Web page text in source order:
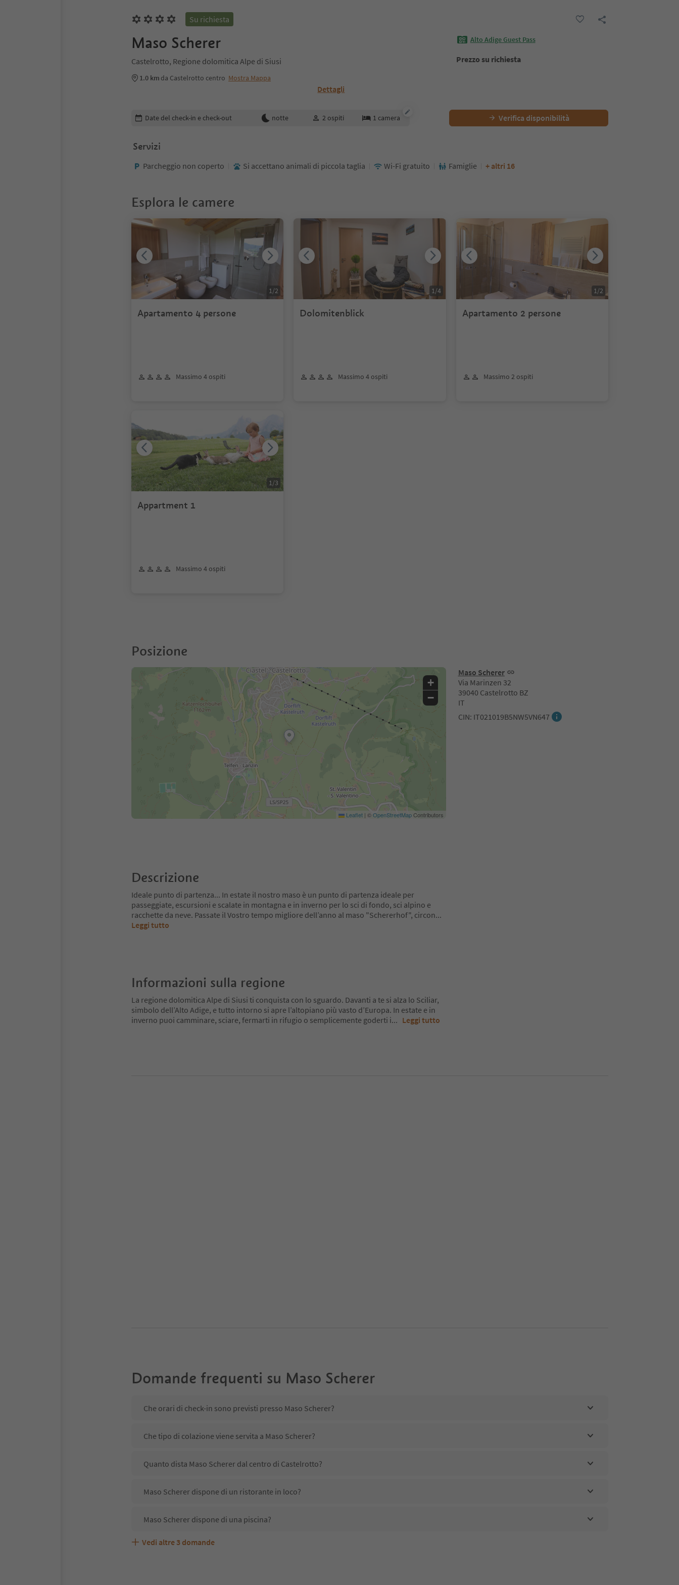
Su richiesta
Maso Scherer
Castelrotto, Regione dolomitica Alpe di Siusi
1.0 km da Castelrotto centro Mostra Mappa
Dettagli
Alto Adige Guest Pass
Prezzo su richiesta
Modifica i dettagli della prenotazione
Date del check-in e check-out notte 2 ospiti 1 camera Verifica disponibilità
Servizi
Parcheggio non coperto Si accettano animali di piccola taglia Wi-Fi gratuito Famiglie + altri 16
Esplora le camere
Apartamento 4 persone
Massimo 4 ospiti
1/2
Dolomitenblick
Massimo 4 ospiti
1/4
Apartamento 2 persone
Massimo 2 ospiti
1/2
Appartment 1
Massimo 4 ospiti
1/3
Posizione
Maso Scherer
Via Marinzen 32
39040 Castelrotto BZ
IT
CIN: IT021019B5NW5VN647
+
−
Leaflet | ©OpenStreetMapContributors
Descrizione
Ideale punto di partenza... In estate il nostro maso è un punto di partenza ideale per
passeggiate, escursioni e scalate in montagna e in inverno per lo sci di fondo, sci alpino e
racchette da neve. Passate il Vostro tempo migliore dell’anno al maso "Schererhof", circon...
Leggi tutto
Informazioni sulla regione
La regione dolomitica Alpe di Siusi ti conquista con lo sguardo. Davanti a te si alza lo Sciliar,
simbolo dell’Alto Adige, e tutto intorno si apre l’altopiano più vasto d’Europa. In estate e in
inverno puoi camminare, sciare, fermarti in rifugio o semplicemente goderti i... Leggi tutto
Domande frequenti su Maso Scherer
Che orari di check-in sono previsti presso Maso Scherer?
Che tipo di colazione viene servita a Maso Scherer?
Quanto dista Maso Scherer dal centro di Castelrotto?
Maso Scherer dispone di un ristorante in loco?
Maso Scherer dispone di una piscina?
Maso Scherer accetta animali domestici?
Quali servizi/attività sono disponibili presso Maso Scherer?
Gli ospiti di Maso Scherer ricevono l'Alto Adige Guest Pass?
Vedi altre 3 domande